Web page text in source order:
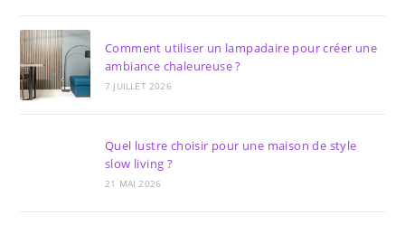
Comment utiliser un lampadaire pour créer une
ambiance chaleureuse ?
7 JUILLET 2026
Quel lustre choisir pour une maison de style
slow living ?
21 MAI 2026